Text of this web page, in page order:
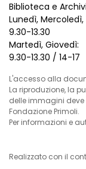
Biblioteca e Archivi
Lunedì, Mercoledì,
9.30-13.30
Martedì, Giovedì:
9.30-13.30 / 14-17
L'accesso alla
La riproduzione, la
delle immagini
Fondazione Primoli.
Per informazioni e
Realizzato con il